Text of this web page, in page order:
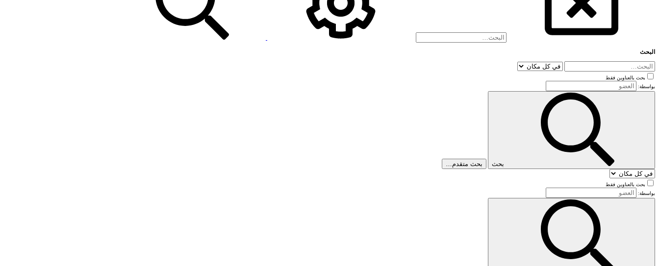
البحث
بحث بالعناوين فقط
بواسطة:
بحث بحث متقدم…
بحث بالعناوين فقط
بواسطة: